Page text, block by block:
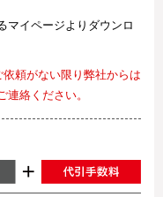
マイページよりダウンロ
頼がない限り弊社からは
絡ください。